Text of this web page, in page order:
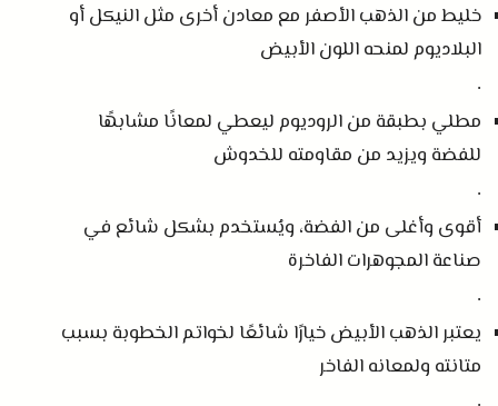
خليط من الذهب الأصفر مع معادن أخرى مثل النيكل أو
البلاديوم لمنحه اللون الأبيض
.
مطلي بطبقة من الروديوم ليعطي لمعانًا مشابهًا
للفضة ويزيد من مقاومته للخدوش
.
أقوى وأغلى من الفضة، ويُستخدم بشكل شائع في
صناعة المجوهرات الفاخرة
.
يعتبر الذهب الأبيض خيارًا شائعًا لخواتم الخطوبة بسبب
متانته ولمعانه الفاخر
.